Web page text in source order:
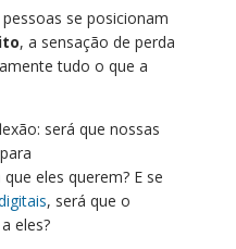
se posicionam
, a sensação de perda
tudo o que a
será que nossas
eles querem? E se
, será que o
eles?